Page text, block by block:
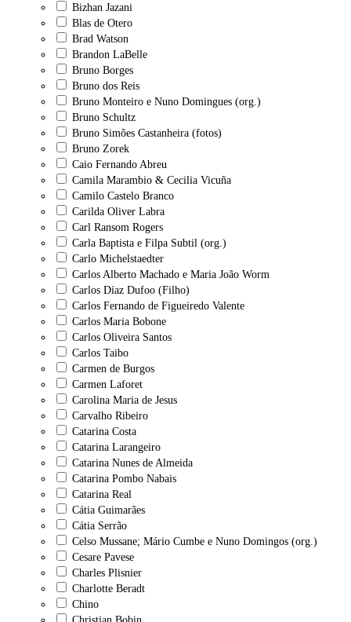
Bizhan Jazani
Blas de Otero
Brad Watson
Brandon LaBelle
Bruno Borges
Bruno dos Reis
Bruno Monteiro e Nuno Domingues (org.)
Bruno Schultz
Bruno Simões Castanheira (fotos)
Bruno Zorek
Caio Fernando Abreu
Camila Marambio & Cecilia Vicuña
Camilo Castelo Branco
Carilda Oliver Labra
Carl Ransom Rogers
Carla Baptista e Filpa Subtil (org.)
Carlo Michelstaedter
Carlos Alberto Machado e Maria João Worm
Carlos Díaz Dufoo (Filho)
Carlos Fernando de Figueiredo Valente
Carlos Maria Bobone
Carlos Oliveira Santos
Carlos Taibo
Carmen de Burgos
Carmen Laforet
Carolina Maria de Jesus
Carvalho Ribeiro
Catarina Costa
Catarina Larangeiro
Catarina Nunes de Almeida
Catarina Pombo Nabais
Catarina Real
Cátia Guimarães
Cátia Serrão
Celso Mussane; Mário Cumbe e Nuno Domingos (org.)
Cesare Pavese
Charles Plisnier
Charlotte Beradt
Chino